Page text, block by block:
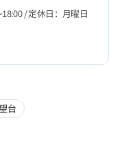
/ 定休日：月曜日
台